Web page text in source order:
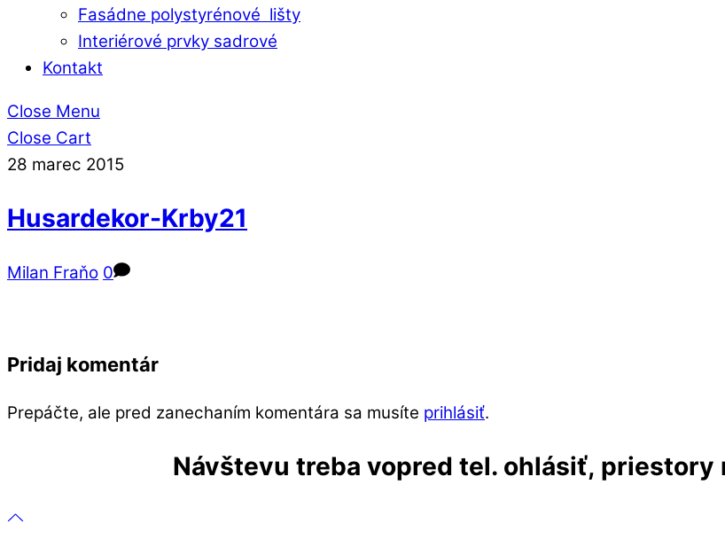
Fasádne polystyrénové lišty
Interiérové prvky sadrové
Kontakt
Close Menu
Close Cart
28 marec 2015
Husardekor-Krby21
Milan Fraňo 0
Pridaj komentár
Prepáčte, ale pred zanechaním komentára sa musíte prihlásiť.
Návštevu treba vopred tel. ohlásiť, priestory